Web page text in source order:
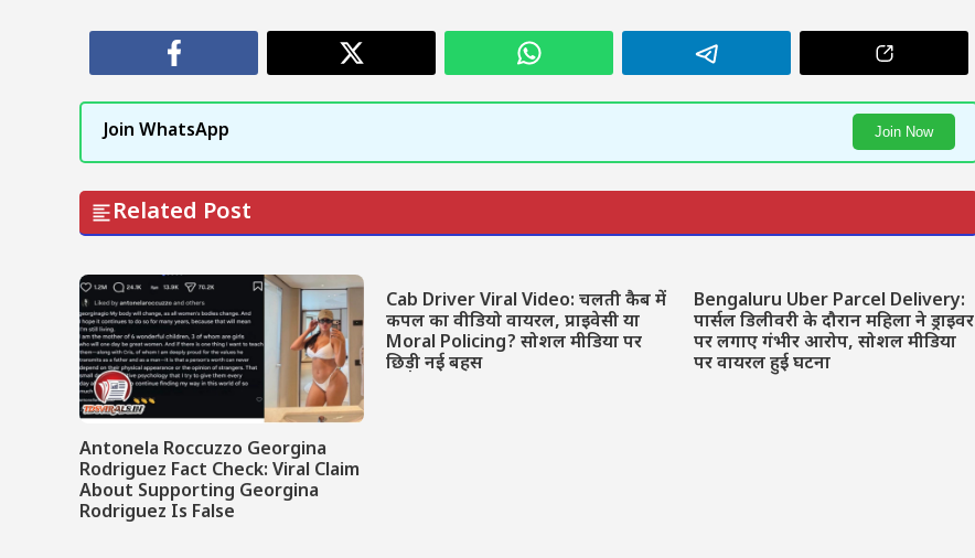
Join WhatsApp Join Now
Related Post
Antonela Roccuzzo Georgina
Rodriguez Fact Check: Viral Claim
About Supporting Georgina
Rodriguez Is False
Cab Driver Viral Video: चलती कैब में
कपल का वीडियो वायरल, प्राइवेसी या
Moral Policing? सोशल मीडिया पर
छिड़ी नई बहस
Bengaluru Uber Parcel Delivery:
पार्सल डिलीवरी के दौरान महिला ने ड्राइवर
पर लगाए गंभीर आरोप, सोशल मीडिया
पर वायरल हुई घटना